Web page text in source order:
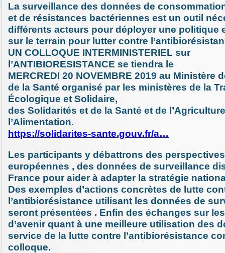
La surveillance des données de
et de résistances bactériennes est un outil
différents acteurs pour déployer une politique
sur le terrain pour lutter contre
UN COLLOQUE INTERMINISTERIEL sur
l’ANTIBIORESISTANCE se tiendra le
MERCREDI 20 NOVEMBRE 2019 au Ministère
de la Santé organisé par les ministères de la
Écologique et Solidaire,
des Solidarités et de la Santé et de
l’Alimentation.
https://solidarites-sante.gouv.fr/a…
Les participants y débattrons des
européennes , des données de surveillance
France pour aider à adapter la stratégie
Des exemples d’actions concrètes de lutte
l’antibiorésistance utilisant les données de
seront présentées . Enfin des échanges sur
d’avenir quant à une meilleure utilisation des
service de la lutte contre l’antibiorésistance
colloque.